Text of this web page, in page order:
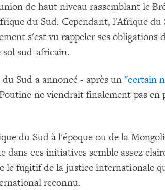
de haut niveau rassemblant le
du Sud. Cependant, l'Afrique du
s'est vu rappeler ses obligations
sol sud-africain.
Sud a annoncé - après un "certain
ne viendrait finalement pas en
du Sud à l'époque ou de la
dans ces initiatives semble assez
le fugitif de la justice internationale
reconnu.